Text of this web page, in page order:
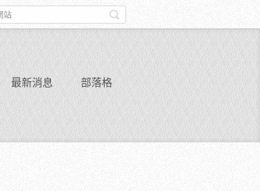
最新消息 部落格